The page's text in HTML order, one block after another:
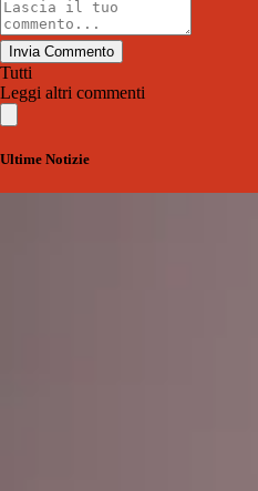
Invia Commento
Tutti
Leggi altri commenti
Ultime Notizie